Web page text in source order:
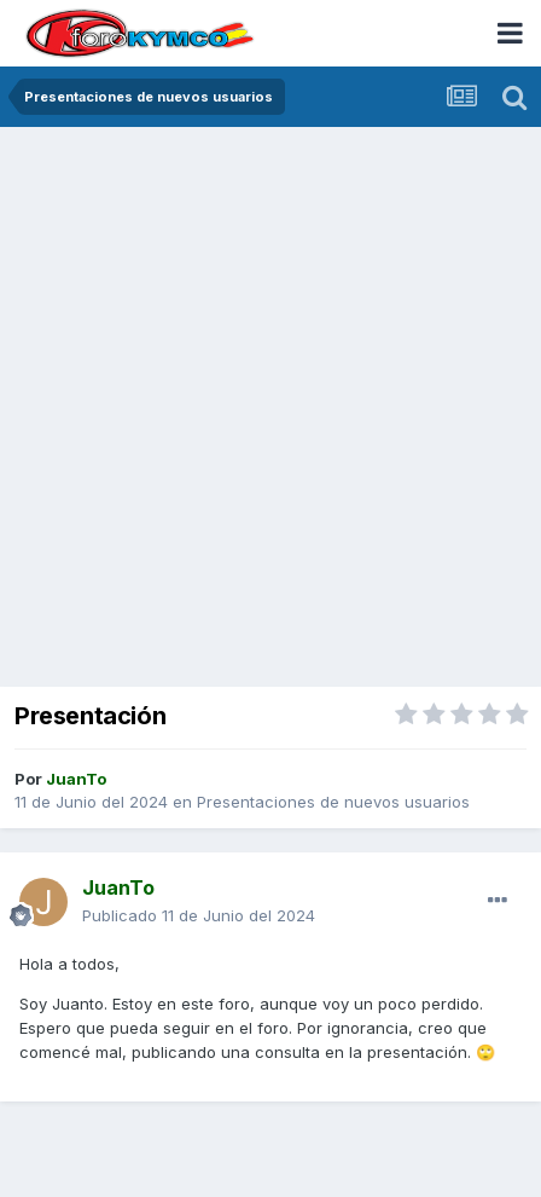
Presentaciones de nuevos usuarios
Presentación
Por JuanTo
11 de Junio del 2024 en Presentaciones de nuevos usuarios
JuanTo
Publicado 11 de Junio del 2024
Hola a todos,
Soy Juanto. Estoy en este foro, aunque voy un poco perdido.
Espero que pueda seguir en el foro. Por ignorancia, creo que
comencé mal, publicando una consulta en la presentación. 🙄